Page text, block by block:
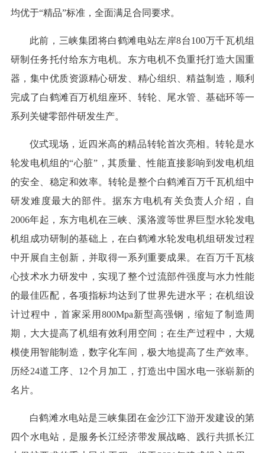
均优于“精品”标准，全面满足合同要求。
此前，三峡集团将白鹤滩电站左岸8台100万千瓦机组
研制任务托付给东方电机。东方电机不负重托打造大国重
器，集中优质资源精心研发、精心组织、精益制造，顺利
完成了白鹤滩百万机组座环、转轮、尾水管、基础环等一
系列关键零部件研发生产。
仪式现场，近四米高的精品转轮首次亮相。转轮是水
轮发电机组的“心脏”，其质量、性能直接影响到发电机组
的安全、稳定和效率。转轮是整个白鹤滩百万千瓦机组中
研发难度最大的部件。据东方电机有关负责人介绍，自
2006年起，东方电机在三峡、溪洛渡等世界巨型水轮发电
机组成功研制的基础上，在白鹤滩水轮发电机组研发过程
中开展自主创新，并取得一系列重要成果。在百万千瓦核
心技术水力研发中，实现了整个过流部件强度与水力性能
的最佳匹配，各项指标均达到了世界先进水平；在机组设
计过程中，首家采用800Mpa新型高强钢，缩短了制造周
期，大大提高了机组有效利用空间；在生产过程中，大规
模使用智能制造，数字化车间，极大地提高了生产效率。
历经24道工序、12个月加工，打造出中国水电一张崭新的
名片。
白鹤滩水电站是三峡集团在金沙江下游开发建设的第
四个水电站，是服务长江经济带发展战略、践行共抓长江